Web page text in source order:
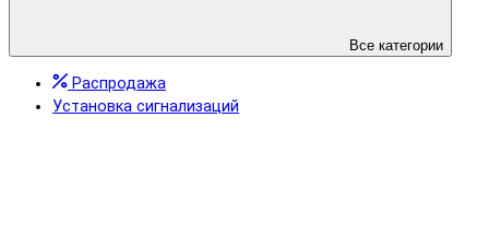
Все категории
Распродажа
Установка сигнализаций